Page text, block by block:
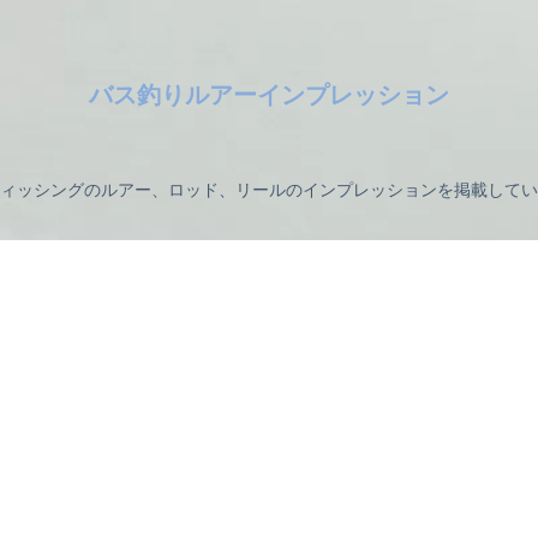
バス釣りルアーインプレッション
ッシングのルアー、ロッド、リールのインプレッションを掲載して